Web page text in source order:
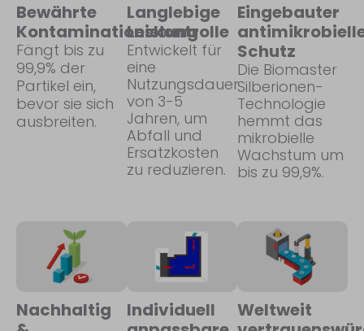
Bewährte
Kontaminationskontrolle
Fängt bis zu
99,9% der
Partikel ein,
bevor sie sich
ausbreiten.
Langlebige
Leistung
Entwickelt für
eine
Nutzungsdauer
von 3-5
Jahren, um
Abfall und
Ersatzkosten
zu reduzieren.
Eingebauter
Schutz
Die Biomaster
Silberionen-
Technologie
hemmt das
mikrobielle
Wachstum um
bis zu 99,9%.
Nachhaltig
Individuell
Weltweit